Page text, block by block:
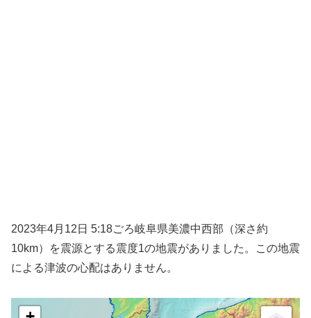
2023年4月12日 5:18ごろ岐阜県美濃中西部（深さ約
10km）を震源とする震度1の地震がありました。この地震
による津波の心配はありません。